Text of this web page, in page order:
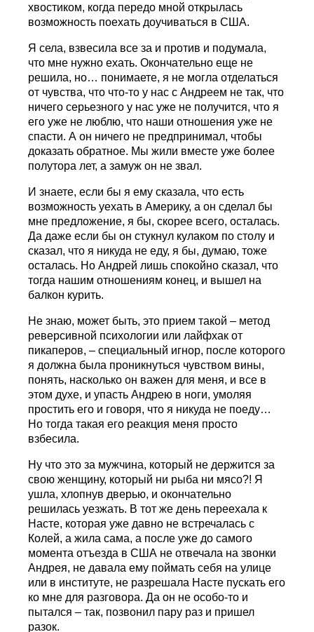
хвостиком, когда передо мной открылась
возможность поехать доучиваться в США.
Я села, взвесила все за и против и подумала,
что мне нужно ехать. Окончательно еще не
решила, но… понимаете, я не могла отделаться
от чувства, что что-то у нас с Андреем не так, что
ничего серьезного у нас уже не получится, что я
его уже не люблю, что наши отношения уже не
спасти. А он ничего не предпринимал, чтобы
доказать обратное. Мы жили вместе уже более
полутора лет, а замуж он не звал.
И знаете, если бы я ему сказала, что есть
возможность уехать в Америку, а он сделал бы
мне предложение, я бы, скорее всего, осталась.
Да даже если бы он стукнул кулаком по столу и
сказал, что я никуда не еду, я бы, думаю, тоже
осталась. Но Андрей лишь спокойно сказал, что
тогда нашим отношениям конец, и вышел на
балкон курить.
Не знаю, может быть, это прием такой – метод
реверсивной психологии или лайфхак от
пикаперов, – специальный игнор, после которого
я должна была проникнуться чувством вины,
понять, насколько он важен для меня, и все в
этом духе, и упасть Андрею в ноги, умоляя
простить его и говоря, что я никуда не поеду…
Но тогда такая его реакция меня просто
взбесила.
Ну что это за мужчина, который не держится за
свою женщину, который ни рыба ни мясо?! Я
ушла, хлопнув дверью, и окончательно
решилась уезжать. В тот же день переехала к
Насте, которая уже давно не встречалась с
Колей, а жила сама, а после уже до самого
момента отъезда в США не отвечала на звонки
Андрея, не давала ему поймать себя на улице
или в институте, не разрешала Насте пускать его
ко мне для разговора. Да он не особо-то и
пытался – так, позвонил пару раз и пришел
разок.